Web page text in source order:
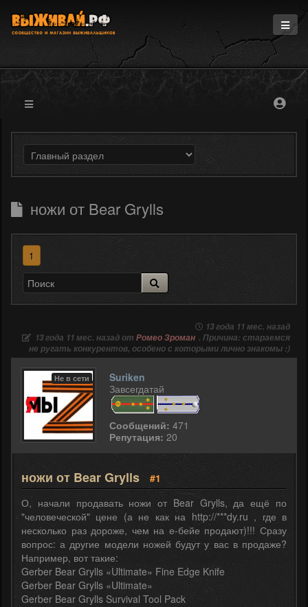
Информация
Магазин
Форум
ножи от Bear Grylls
1
13 года 11 мес. назад
13 года 11 мес. назад от Ромео Зроман . Причина: стараемся
не ругать конкурентов, особено с которыми лично знакомы :)
Не в сети
Suriken
Завсегдатай
Сообщений: 471
Репутация: 20
ножи от Bear Grylls
#1
О, начали продавать ножи от Bear Grylls, да ещё по
"человеческой" цене (а не как на http://***dy.ru , где в
несколько раз дороже, чем на е-бейе продают)!!! Сразу
вопрос: а другие модели ножей будут у вас в продаже?
Например, вот такие:
Gerber Bear Grylls «Ultimate» Fine Edge Knife
Gerber Bear Grylls «Ultimate»
Gerber Bear Grylls Survival Tool Pack